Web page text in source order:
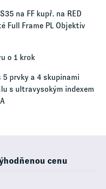
na FF kupř. na RED
Full Frame PL Objektiv
o 1 krok
prvky a 4 skupinami
s ultravysokým indexem
cenu